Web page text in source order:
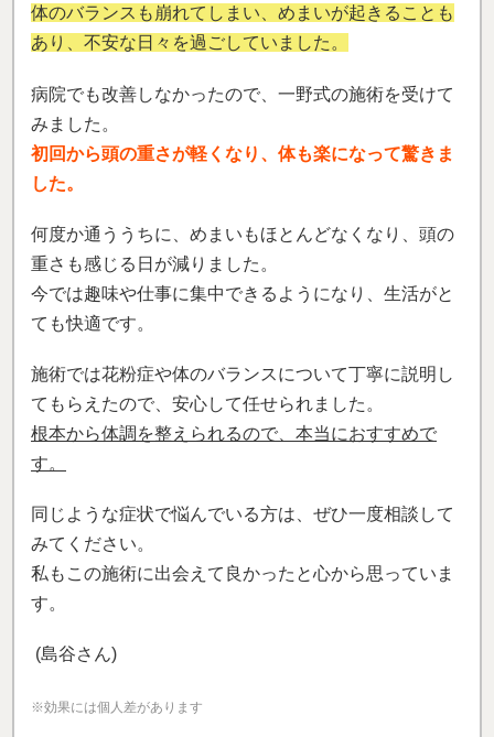
体のバランスも崩れてしまい、めまいが起きることも
あり、不安な日々を過ごしていました。
病院でも改善しなかったので、一野式の施術を受けて
みました。
初回から頭の重さが軽くなり、体も楽になって驚きま
した。
何度か通ううちに、めまいもほとんどなくなり、頭の
重さも感じる日が減りました。
今では趣味や仕事に集中できるようになり、生活がと
ても快適です。
施術では花粉症や体のバランスについて丁寧に説明し
てもらえたので、安心して任せられました。
根本から体調を整えられるので、本当におすすめで
す。
同じような症状で悩んでいる方は、ぜひ一度相談して
みてください。
私もこの施術に出会えて良かったと心から思っていま
す。
(島谷さん)
※効果には個人差があります